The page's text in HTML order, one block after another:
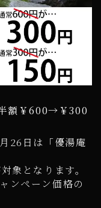
額￥600→￥300
26日は「優湯庵
象となります。
ンペーン価格の